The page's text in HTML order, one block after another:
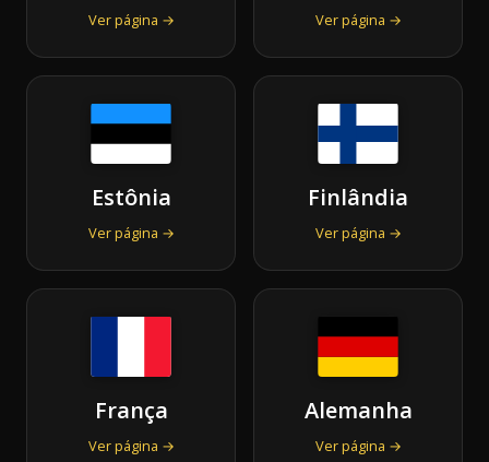
Ver página → Ver página →
Estônia
Ver página →
Finlândia
Ver página →
França
Ver página →
Alemanha
Ver página →